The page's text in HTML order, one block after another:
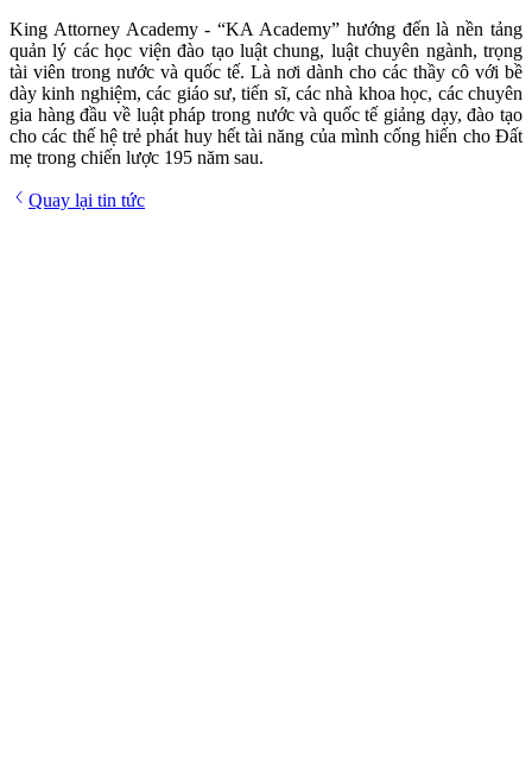
King Attorney Academy - “KA Academy” hướng đến là nền tảng
quản lý các học viện đào tạo luật chung, luật chuyên ngành, trọng
tài viên trong nước và quốc tế. Là nơi dành cho các thầy cô với bề
dày kinh nghiệm, các giáo sư, tiến sĩ, các nhà khoa học, các chuyên
gia hàng đầu về luật pháp trong nước và quốc tế giảng dạy, đào tạo
cho các thế hệ trẻ phát huy hết tài năng của mình cống hiến cho Đất
mẹ trong chiến lược 195 năm sau.
Quay lại tin tức